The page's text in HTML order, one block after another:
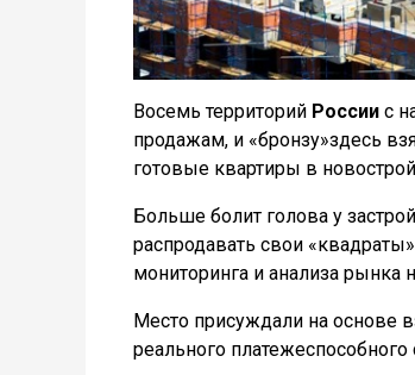
Восемь территорий России с
продажам, и «бронзу»здесь
готовые квартиры в
Больше болит голова у
распродавать свои
мониторинга и анализа рынка
Место присуждали на основе
реального